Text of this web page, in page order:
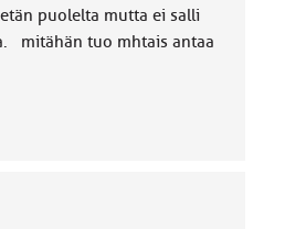
puolelta mutta ei salli
mitähän tuo mhtais antaa